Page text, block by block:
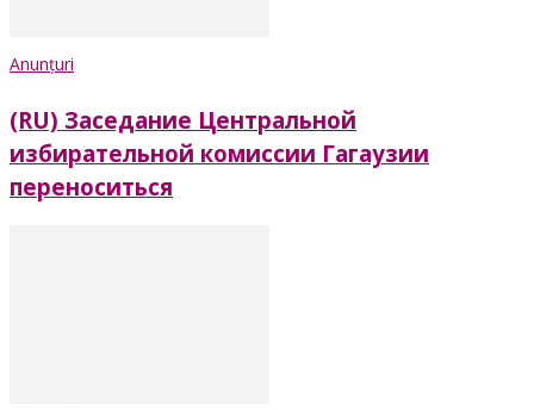
Anunțuri
(RU) Заседание Центральной
избирательной комиссии Гагаузии
переноситься